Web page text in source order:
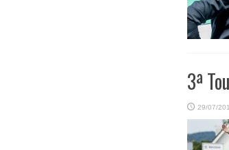
3ª
29/07/